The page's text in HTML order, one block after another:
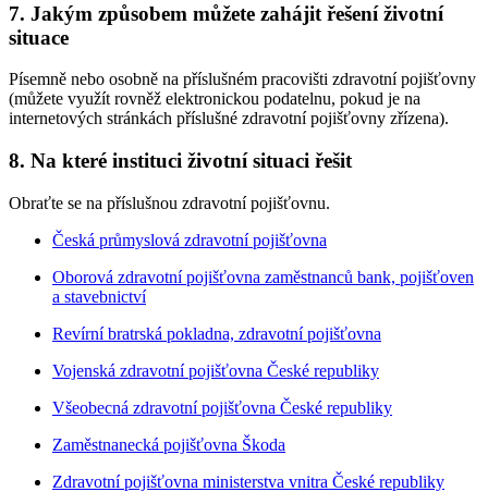
7. Jakým způsobem můžete zahájit řešení životní
situace
Písemně nebo osobně na příslušném pracovišti zdravotní pojišťovny
(můžete využít rovněž elektronickou podatelnu, pokud je na
internetových stránkách příslušné zdravotní pojišťovny zřízena).
8. Na které instituci životní situaci řešit
Obraťte se na příslušnou zdravotní pojišťovnu.
Česká průmyslová zdravotní pojišťovna
Oborová zdravotní pojišťovna zaměstnanců bank, pojišťoven
a stavebnictví
Revírní bratrská pokladna, zdravotní pojišťovna
Vojenská zdravotní pojišťovna České republiky
Všeobecná zdravotní pojišťovna České republiky
Zaměstnanecká pojišťovna Škoda
Zdravotní pojišťovna ministerstva vnitra České republiky